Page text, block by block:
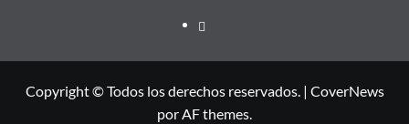
PayPal
Copyright © Todos los derechos reservados. | CoverNews
por AF themes.